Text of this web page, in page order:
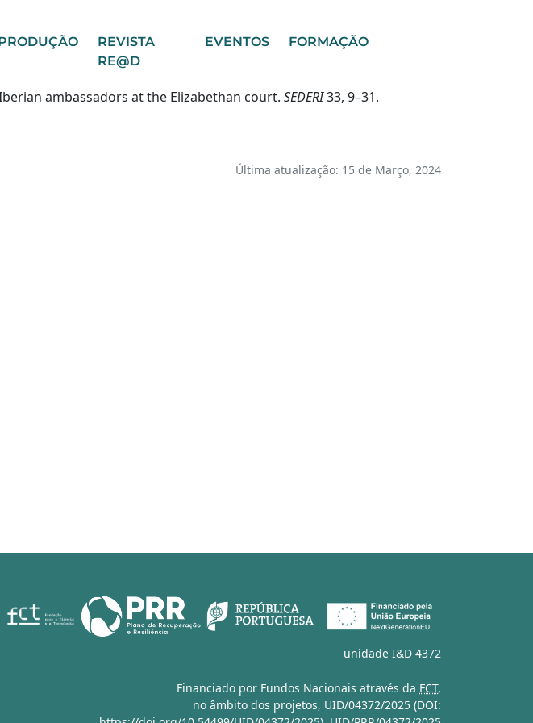
REVISTA
RE@D
EVENTOS FORMAÇÃO
ambassadors at the Elizabethan court. SEDERI33, 9–31.
Última atualização: 15 de Março, 2024
unidade I&D 4372
Financiado por Fundos Nacionais através da FCT,
no âmbito dos projetos, UID/04372/2025 (DOI: